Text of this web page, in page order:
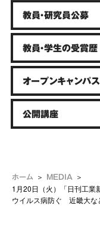
ホーム MEDIA
1月20日（火）「日刊工
ウイルス病防ぐ 近畿大な
教員・研究員公募
教員・学生の受賞歴
オープンキャンパス
公開講座